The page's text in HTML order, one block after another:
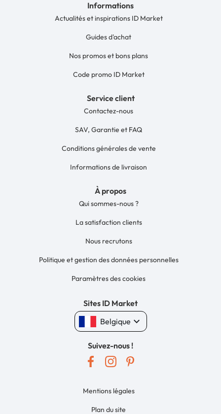
Informations
Actualités et inspirations ID Market
Guides d'achat
Nos promos et bons plans
Code promo ID Market
Service client
Contactez-nous
SAV, Garantie et FAQ
Conditions générales de vente
Informations de livraison
À propos
Qui sommes-nous ?
La satisfaction clients
Nous recrutons
Politique et gestion des données personnelles
Paramètres des cookies
Sites ID Market
Belgique keyboard_arrow_down
Suivez-nous !
Mentions légales
Plan du site